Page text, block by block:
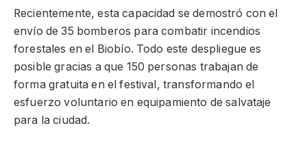
Recientemente, esta capacidad se demostró con el
envío de 35 bomberos para combatir incendios
forestales en el Biobío. Todo este despliegue es
posible gracias a que 150 personas trabajan de
forma gratuita en el festival, transformando el
esfuerzo voluntario en equipamiento de salvataje
para la ciudad.